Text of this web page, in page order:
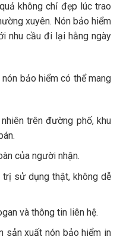
không chỉ đẹp lúc trao
xuyên. Nón bảo hiểm
nhu cầu đi lại hằng ngày
bảo hiểm có thể mang
trên đường phố, khu
của người nhận.
sử dụng thật, không dễ
và thông tin liên hệ.
sản xuất nón bảo hiểm in